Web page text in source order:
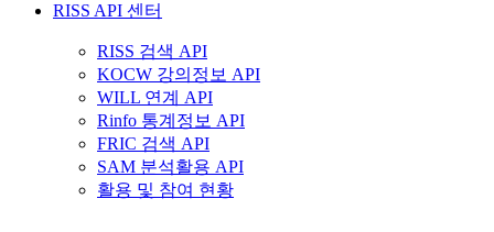
RISS API 센터
RISS 검색 API
KOCW 강의정보 API
WILL 연계 API
Rinfo 통계정보 API
FRIC 검색 API
SAM 분석활용 API
활용 및 참여 현황